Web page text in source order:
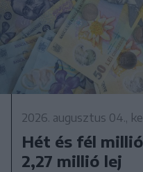
2026. augusztus 04.,
Hét és fél
2,27 millió lej